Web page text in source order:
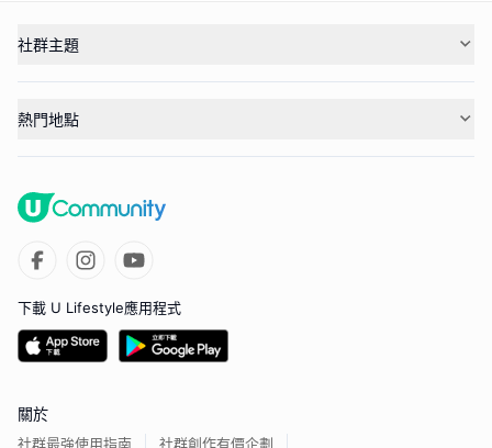
社群主題
熱門地點
下載 U Lifestyle應用程式
關於
社群最強使用指南 社群創作有價企劃